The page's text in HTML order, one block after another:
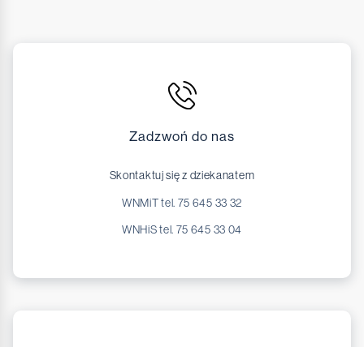
Zadzwoń do nas
Skontaktuj się z dziekanatem
WNMiT tel. 75 645 33 32
WNHiS tel. 75 645 33 04